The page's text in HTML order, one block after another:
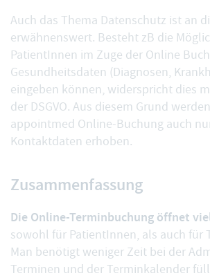
Auch das Thema Datenschutz ist an
erwähnenswert. Besteht zB die
PatientInnen im Zuge der Online
Gesundheitsdaten (Diagnosen,
eingeben können, widerspricht dies
der DSGVO. Aus diesem Grund
appointmed Online-Buchung auch
Kontaktdaten erhoben.
Zusammenfassung
Die Online-Terminbuchung öffnet
sowohl für PatientInnen, als auch für
Man benötigt weniger Zeit bei der
Terminen und der Terminkalender